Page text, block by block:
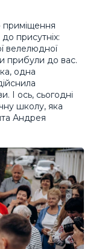
присутніх:
велелюдної
прибули до вас.
одна
І ось, сьогодні
школу, яка
Андрея